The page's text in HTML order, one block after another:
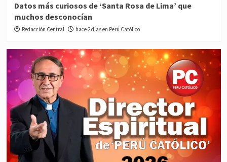
Datos más curiosos de ‘Santa Rosa de Lima’ que
muchos desconocían
Redacción Central hace 2 días en Perú Católico